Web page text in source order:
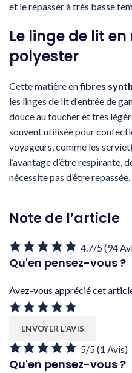
et le repasser à très basse
Le linge de lit
polyester
Cette matière enfibres
les linges de lit d’entrée de
douce au toucher et très
souvent utilisée pour
voyageurs, comme les
l’avantage d’être respirante,
nécessite pas d’être repassée.
Note de l’article
4.7/5(94
Qu'en pensez-vous ?
Avez-vous apprécié cet
5/5(1 Avis)
Qu'en pensez-vous ?